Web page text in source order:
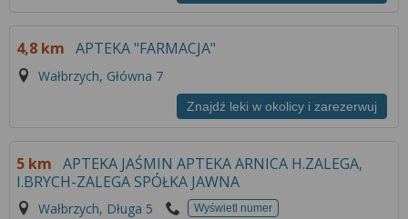
4,8 km APTEKA "FARMACJA"
Wałbrzych, Główna 7
Znajdź leki w okolicy i zarezerwuj
5 km APTEKA JAŚMIN APTEKA ARNICA H.ZALEGA,
I.BRYCH-ZALEGA SPÓŁKA JAWNA
Wałbrzych, Długa 5 Wyświetl numer